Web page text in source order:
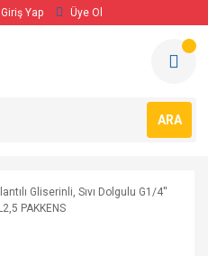
Giriş Yap Üye Ol
ARA